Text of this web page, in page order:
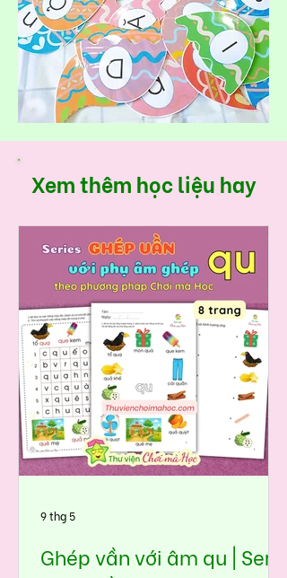
Xem thêm học liệu hay
Ghép vần với âm qu | Seri
9 thg 5